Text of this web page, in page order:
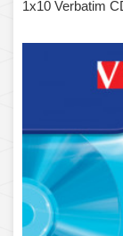
1x10 Verbatim